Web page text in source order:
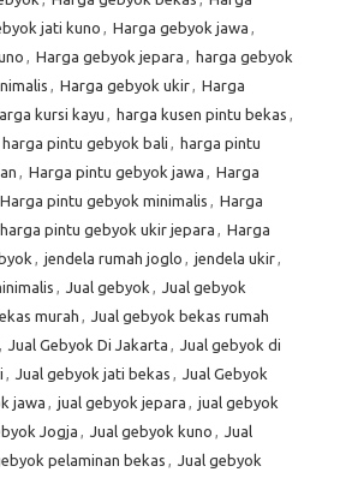
jati kuno , Harga gebyok jawa ,
, Harga gebyok jepara , harga gebyok
, Harga gebyok ukir, Harga
kursi kayu , harga kusen pintu bekas ,
harga pintu gebyok bali , harga pintu
, Harga pintu gebyok jawa , Harga
Harga pintu gebyok minimalis , Harga
harga pintu gebyok ukir jepara , Harga
, jendela rumah joglo , jendela ukir,
, Jual gebyok , Jual gebyok
murah , Jual gebyok bekas rumah
, Jual Gebyok Di Jakarta , Jual gebyok di
, Jual gebyok jati bekas , Jual Gebyok
jawa , jual gebyok jepara , jual gebyok
Jogja , Jual gebyok kuno , Jual
pelaminan bekas , Jual gebyok